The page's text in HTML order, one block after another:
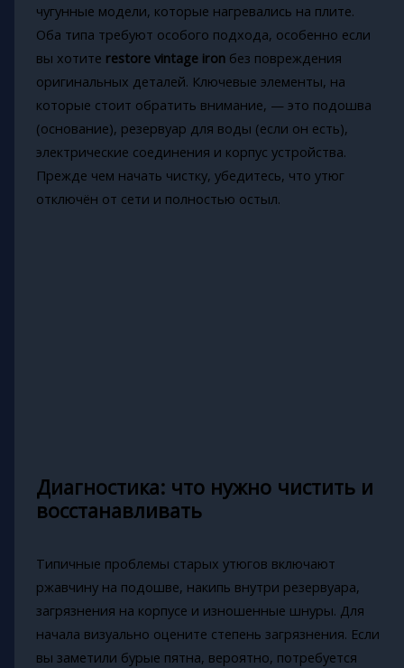
чугунные модели, которые нагревались на плите.
Оба типа требуют особого подхода, особенно если
вы хотите restore vintage ironбез повреждения
оригинальных деталей. Ключевые элементы, на
которые стоит обратить внимание, — это подошва
(основание), резервуар для воды (если он есть),
электрические соединения и корпус устройства.
Прежде чем начать чистку, убедитесь, что утюг
отключён от сети и полностью остыл.
Диагностика: что нужно чистить и
восстанавливать
Типичные проблемы старых утюгов включают
ржавчину на подошве, накипь внутри резервуара,
загрязнения на корпусе и изношенные шнуры. Для
начала визуально оцените степень загрязнения. Если
вы заметили бурые пятна, вероятно, потребуется